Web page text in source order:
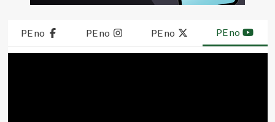
PE no PE no PE no PE no